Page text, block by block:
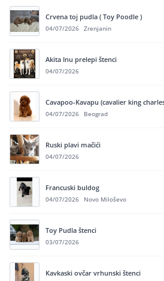
Crvena toj pudla ( Toy Poodle )
04/07/2026 Zrenjanin
Akita Inu prelepi štenci
04/07/2026
Cavapoo-Kavapu (cavalier king
04/07/2026 Beograd
Ruski plavi mačići
04/07/2026
Francuski buldog
04/07/2026 Novo Miloševo
Toy Pudla štenci
03/07/2026
Kavkaski ovčar vrhunski štenci